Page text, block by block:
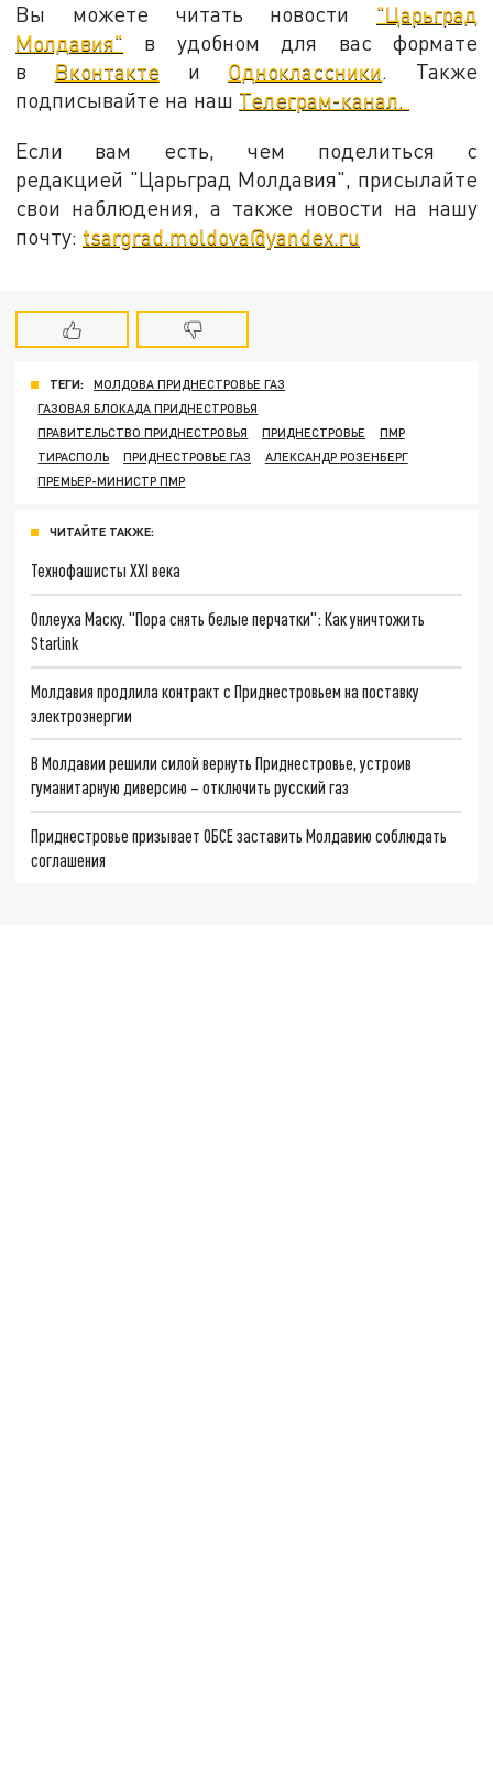
Вы можете читать новости "Царьград
Молдавия" в удобном для вас формате
в Вконтактеи Одноклассники. Также
подписывайте на наш Телеграм-канал.
Если вам есть, чем поделиться с
редакцией "Царьград Молдавия", присылайте
свои наблюдения, а также новости на нашу
почту: tsargrad.moldova@yandex.ru
ТЕГИ:
МОЛДОВА ПРИДНЕСТРОВЬЕ ГАЗ
ГАЗОВАЯ БЛОКАДА ПРИДНЕСТРОВЬЯ
ПРАВИТЕЛЬСТВО ПРИДНЕСТРОВЬЯ
ПРИДНЕСТРОВЬЕ
ПМР
ТИРАСПОЛЬ
ПРИДНЕСТРОВЬЕ ГАЗ
АЛЕКСАНДР РОЗЕНБЕРГ
ПРЕМЬЕР-МИНИСТР ПМР
ЧИТАЙТЕ ТАКЖЕ:
Технофашисты XXI века
Оплеуха Маску. "Пора снять белые перчатки": Как уничтожить
Starlink
Молдавия продлила контракт с Приднестровьем на поставку
электроэнергии
В Молдавии решили силой вернуть Приднестровье, устроив
гуманитарную диверсию – отключить русский газ
Приднестровье призывает ОБСЕ заставить Молдавию соблюдать
соглашения